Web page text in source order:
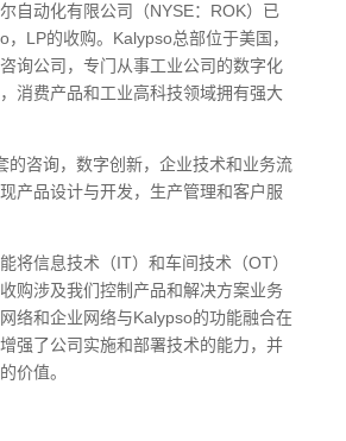
自动化有限公司（NYSE：ROK）已
LP的收购。Kalypso总部位于美国，
询公司，专门从事工业公司的数字化
消费产品和工业高科技领域拥有强大
的咨询，数字创新，企业技术和业务流
产品设计与开发，生产管理和客户服
将信息技术（IT）和车间技术（OT）
购涉及我们控制产品和解决方案业务
络和企业网络与Kalypso的功能融合在
强了公司实施和部署技术的能力，并
价值。